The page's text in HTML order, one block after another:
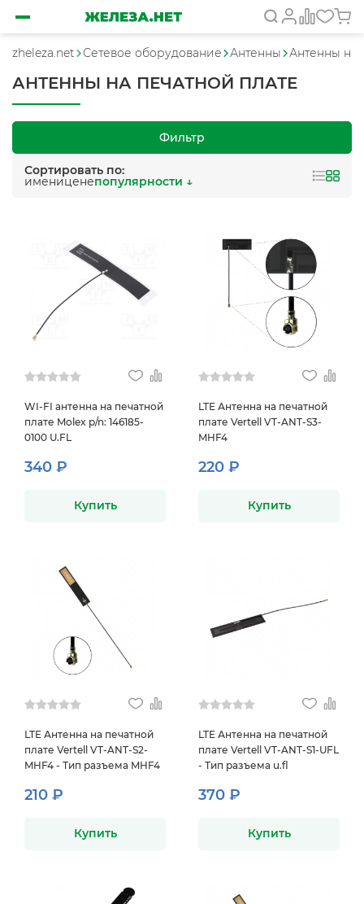
zheleza.net Сетевое оборудование Антенны Антенны на
АНТЕННЫ НА ПЕЧАТНОЙ ПЛАТЕ
Фильтр
Сортировать по:
имениценепопулярности ↓
WI-FI антенна на печатной
плате Molex p/n: 146185-
0100 U.FL
340 ₽
Купить
LTE Антенна на печатной
плате Vertell VT-ANT-S3-
MHF4
220 ₽
Купить
LTE Антенна на печатной
плате Vertell VT-ANT-S2-
MHF4 - Тип разъема MHF4
210 ₽
Купить
LTE Антенна на печатной
плате Vertell VT-ANT-S1-UFL
- Тип разъема u.fl
370 ₽
Купить